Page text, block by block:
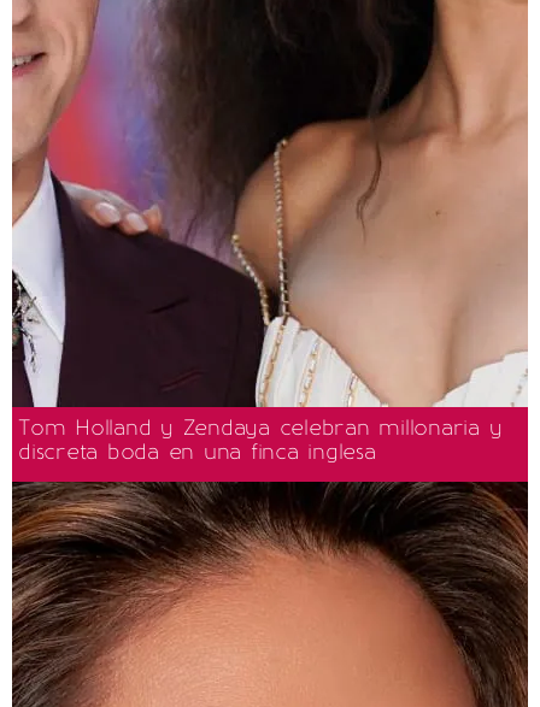
Tom Holland y Zendaya celebran millonaria y
discreta boda en una finca inglesa